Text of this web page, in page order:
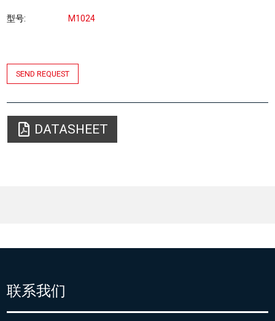
型号 M1024
SEND REQUEST
DATASHEET
联系我们